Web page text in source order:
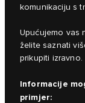
komunikaciju s
Upućujemo vas
želite saznati
prikupiti izravno.
Informacije
primjer: